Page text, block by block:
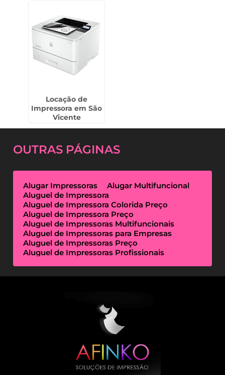
Locação de
Impressora em São
Vicente
OUTRAS PÁGINAS
Alugar Impressoras
Alugar Multifuncional
Aluguel de Impressora
Aluguel de Impressora Colorida Preço
Aluguel de Impressora Preço
Aluguel de Impressoras Multifuncionais
Aluguel de Impressoras para Empresas
Aluguel de Impressoras Preço
Aluguel de Impressoras Profissionais
Empresas de Outsourcing de Impressão
Impressoras Multifuncionais Locação
Locação de Impressora
Locação de Impressoras Térmicas
Locação de Impressoras Valor
Outsourcing de Impressão Preço